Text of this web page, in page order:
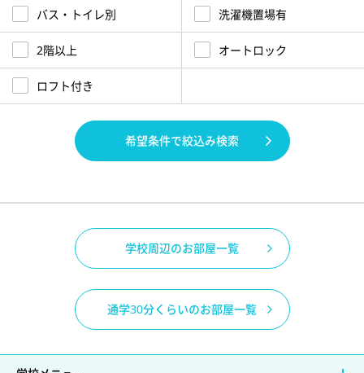
バス・トイレ別 洗濯機置場有
2階以上 オートロック
ロフト付き
希望条件で絞込み検索
学校周辺のお部屋一覧
通学30分くらいのお部屋一覧